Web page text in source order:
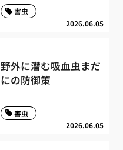
2026.06.05
害虫
野外に潜む吸血虫まだ
にの防御策
2026.06.05
害虫